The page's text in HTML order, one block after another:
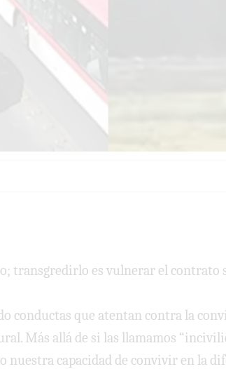
transgredirlo es vulnerar el contrato
conductas que atentan contra la
Más allá de si las llamamos
capacidad de convivir en la